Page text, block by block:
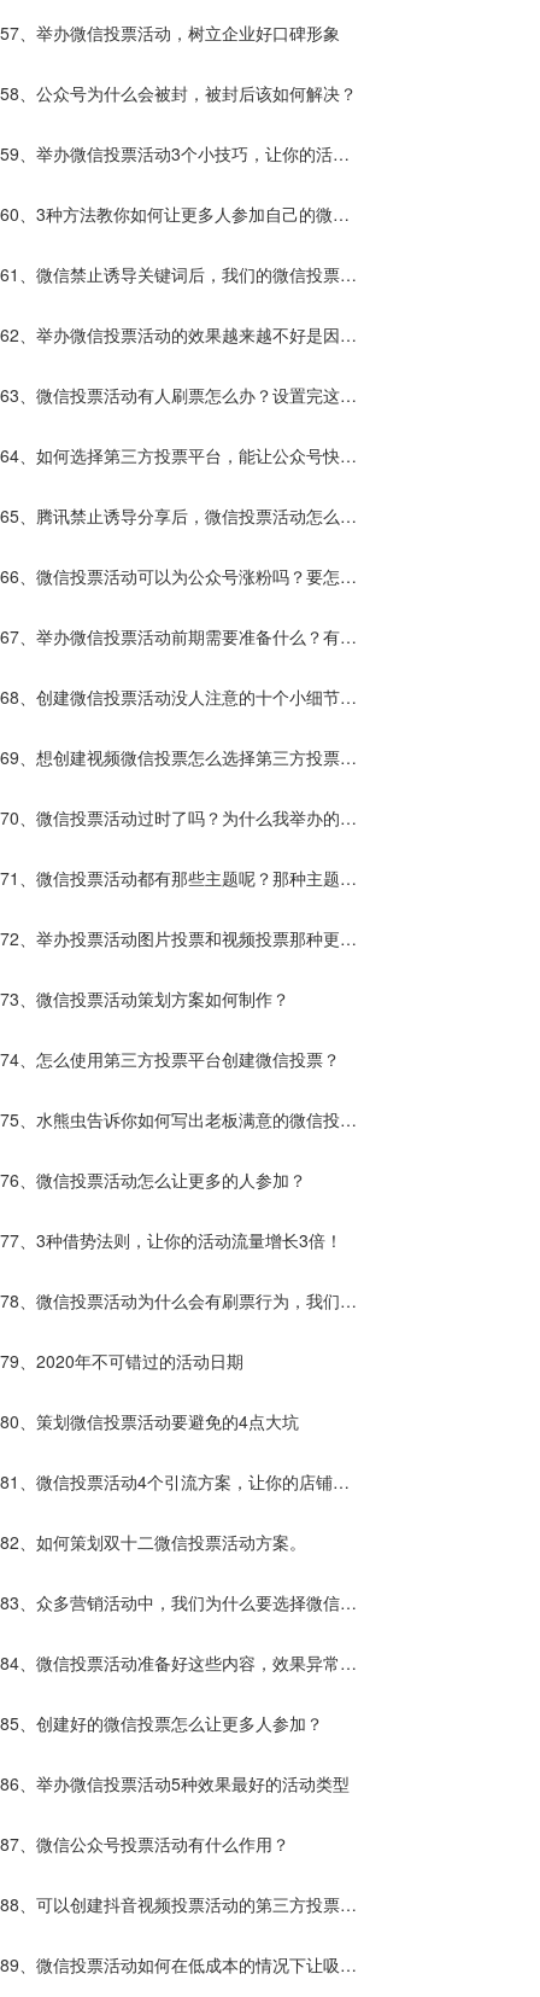
57、举办微信投票活动，树立企业好口碑形象
58、公众号为什么会被封，被封后该如何解决？
59、举办微信投票活动3个小技巧，让你的活动
效果更好！
60、3种方法教你如何让更多人参加自己的微信
投票活动！
61、微信禁止诱导关键词后，我们的微信投票活
动该如何进行？
62、举办微信投票活动的效果越来越不好是因为
什么？
63、微信投票活动有人刷票怎么办？设置完这些
解决80%的刷票？
64、如何选择第三方投票平台，能让公众号快速
涨粉？
65、腾讯禁止诱导分享后，微信投票活动怎么给
公众号增加粉丝？
66、微信投票活动可以为公众号涨粉吗？要怎么
67、举办微信投票活动前期需要准备什么？有什
么优势？
68、创建微信投票活动没人注意的十个小细节，
让你的活动流量暴增10倍！
69、想创建视频微信投票怎么选择第三方投票平
70、微信投票活动过时了吗？为什么我举办的活
动效果不好？
71、微信投票活动都有那些主题呢？那种主题更
受人欢迎呢？
72、举办投票活动图片投票和视频投票那种更
73、微信投票活动策划方案如何制作？
74、怎么使用第三方投票平台创建微信投票？
75、水熊虫告诉你如何写出老板满意的微信投票
活动方案！
76、微信投票活动怎么让更多的人参加？
77、3种借势法则，让你的活动流量增长3倍！
78、微信投票活动为什么会有刷票行为，我们该
79、2020年不可错过的活动日期
80、策划微信投票活动要避免的4点大坑
81、微信投票活动4个引流方案，让你的店铺客
流增加10倍
82、如何策划双十二微信投票活动方案。
83、众多营销活动中，我们为什么要选择微信投
票活动？
84、微信投票活动准备好这些内容，效果异常的
85、创建好的微信投票怎么让更多人参加？
86、举办微信投票活动5种效果最好的活动类型
87、微信公众号投票活动有什么作用？
88、可以创建抖音视频投票活动的第三方投票平
台哪些靠谱？
89、微信投票活动如何在低成本的情况下让吸粉